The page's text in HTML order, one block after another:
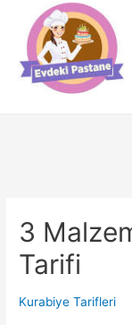
3
Tarifi
Kurabiye Tarifleri